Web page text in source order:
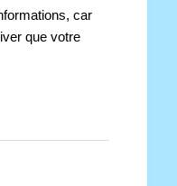
car
que votre